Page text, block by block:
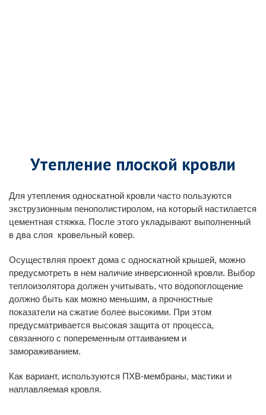
Утепление плоской кровли
Для утепления односкатной кровли часто пользуются
экструзионным пенополистиролом, на который настилается
цементная стяжка. После этого укладывают выполненный
в два слоя кровельный ковер.
Осуществляя проект дома с односкатной крышей, можно
предусмотреть в нем наличие инверсионной кровли. Выбор
теплоизолятора должен учитывать, что водопоглощение
должно быть как можно меньшим, а прочностные
показатели на сжатие более высокими. При этом
предусматривается высокая защита от процесса,
связанного с попеременным оттаиванием и
замораживанием.
Как вариант, используются ПХВ-мембраны, мастики и
наплавляемая кровля.